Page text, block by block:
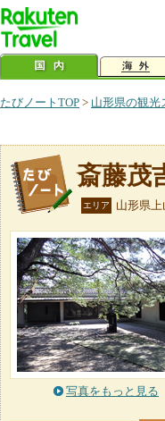
たびノートTOP > 山形県の観光
斎藤茂
エリア 山形県上
写真をもっと見る